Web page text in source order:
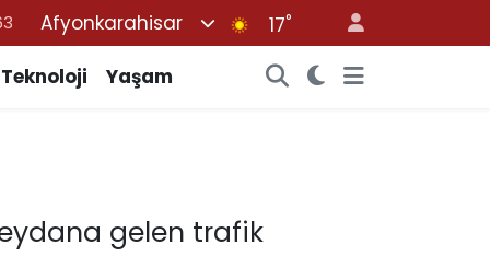
Afyonkarahisar 17°
Teknoloji Yaşam
gelen trafik